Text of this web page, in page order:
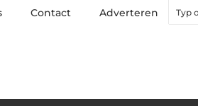
Contact Adverteren